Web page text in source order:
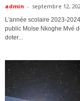
admin - septembre 12,
L'année scolaire 2023-
public Moïse Nkoghe Mvé
doter...